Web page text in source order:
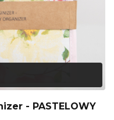
- PASTELOWY